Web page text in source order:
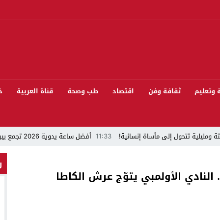
وتعليم ثقافة وفن اقتصاد طب وصحة قناة العربية
ومليلية تتحول إلى مأساة إنسانية! 11:33 أفضل ساعة يدوية 2026 تجمع بين الأناقة والدقة
بيئيا بغابة المقاومة بمدينة الخميسات
الأولمبي يتوّج عرش الكاطا